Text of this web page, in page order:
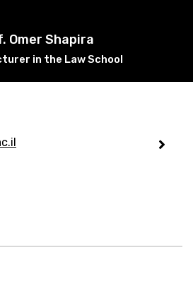
בואו נדבר
Omer Shapira
in the Law School